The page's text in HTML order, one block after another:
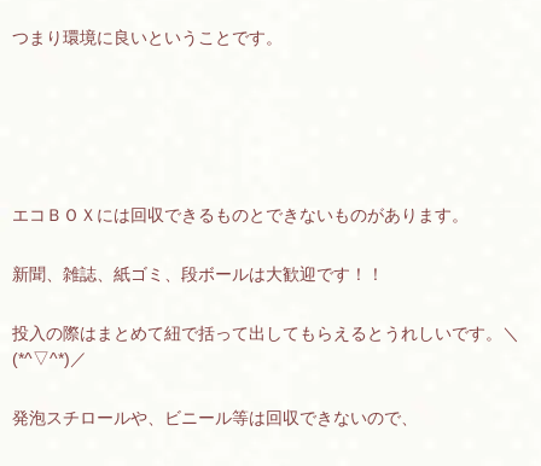
つまり環境に良いということです。
エコＢＯＸには回収できるものとできないものがあります。
新聞、雑誌、紙ゴミ、段ボールは大歓迎です！！
投入の際はまとめて紐で括って出してもらえるとうれしいです。＼
(*^▽^*)／
発泡スチロールや、ビニール等は回収できないので、